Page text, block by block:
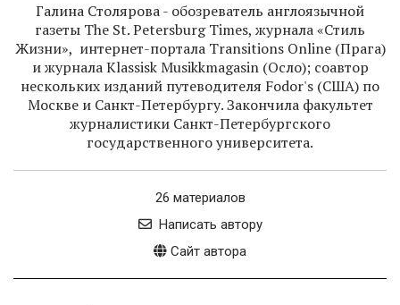
Галина Столярова - обозреватель англоязычной
газеты The St. Petersburg Times, журнала «Стиль
Жизни», интернет-портала Transitions Online (Прага)
и журнала Klassisk Musikkmagasin (Осло); соавтор
нескольких изданий путеводителя Fodor's (США) по
Москве и Санкт-Петербургу. Закончила факультет
журналистики Санкт-Петербургского
государственного университета.
26 материалов
Написать автору
Сайт автора